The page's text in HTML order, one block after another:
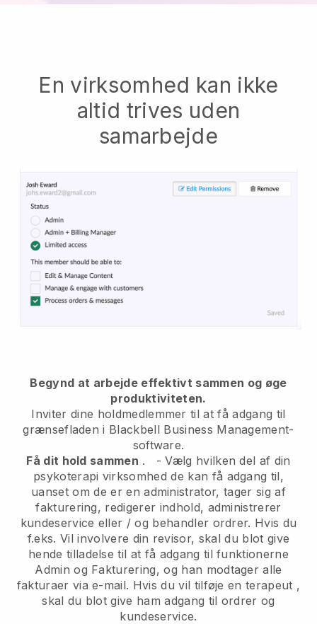
En virksomhed kan ikke
altid trives uden
samarbejde
Begynd at arbejde effektivt sammen og øge
produktiviteten.
Inviter dine holdmedlemmer til at få adgang til
grænsefladen i Blackbell Business Management-
software.
Få dit hold sammen . -Vælg hvilken del af din
psykoterapi virksomhed de kan få adgang til,
uanset om de er en administrator, tager sig af
fakturering, redigerer indhold, administrerer
kundeservice eller / og behandler ordrer. Hvis du
f.eks. Vil involvere din revisor, skal du blot give
hende tilladelse til at få adgang til funktionerne
Admin og Fakturering, og han modtager alle
fakturaer via e-mail. Hvis du vil tilføje en terapeut ,
skal du blot give ham adgang til ordrer og
kundeservice.